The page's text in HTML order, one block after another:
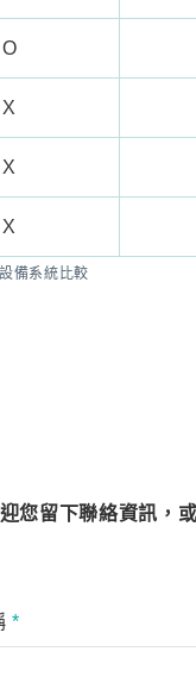
O
X
X
X
備系統比較
您留下聯絡資訊，
*